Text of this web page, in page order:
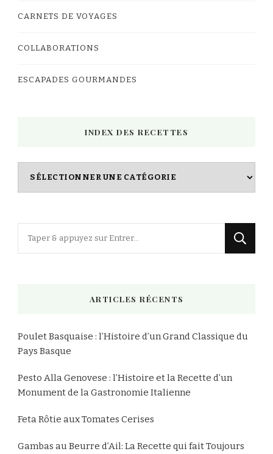
CARNETS DE VOYAGES
COLLABORATIONS
ESCAPADES GOURMANDES
INDEX DES RECETTES
Index
ARTICLES RÉCENTS
Poulet Basquaise : l’Histoire d’un Grand Classique du
Pays Basque
Pesto Alla Genovese : l’Histoire et la Recette d’un
Monument de la Gastronomie Italienne
Feta Rôtie aux Tomates Cerises
Gambas au Beurre d’Ail: La Recette qui fait Toujours